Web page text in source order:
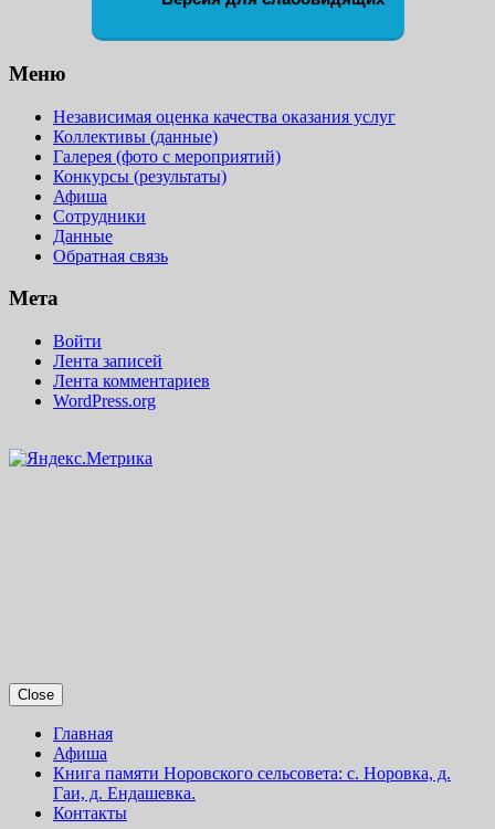
Меню
Независимая оценка качества оказания услуг
Коллективы (данные)
Галерея (фото с мероприятий)
Конкурсы (результаты)
Афиша
Сотрудники
Данные
Обратная связь
Мета
Войти
Лента записей
Лента комментариев
WordPress.org
Close
Главная
Афиша
Книга памяти Норовского сельсовета: с. Норовка, д.
Гаи, д. Ендашевка.
Контакты